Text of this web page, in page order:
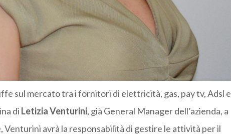
sul mercato tra i fornitori di elettricità, gas, pay tv, Adsl e
di Letizia Venturini, già General Manager dell’azienda, a
Venturini avrà la responsabilità di gestire le attività per il